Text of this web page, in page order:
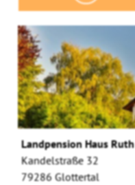
Landpension Haus Ruth
Kandelstraße 32
79286 Glottertal